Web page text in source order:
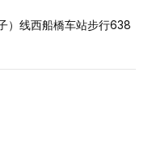
）线西船橋车站步行638